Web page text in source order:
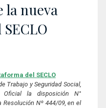
la nueva
del SECLO
Trabajo y Seguridad Social,
la disposición N°
Resolución Nº 444/09, en el